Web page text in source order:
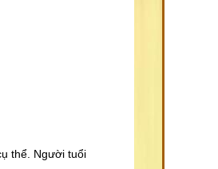
thể. Người tuổi